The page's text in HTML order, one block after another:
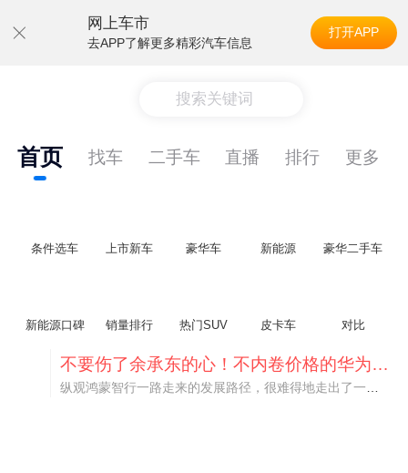
网上车市
去APP了解更多精彩汽车信息
打开APP
搜索关键词
首页 找车 二手车 直播 排行 更多
条件选车 上市新车 豪华车 新能源 豪华二手车
新能源口碑 销量排行 热门SUV 皮卡车 对比
不要伤了余承东的心！不内卷价格的华为，弥足珍贵！